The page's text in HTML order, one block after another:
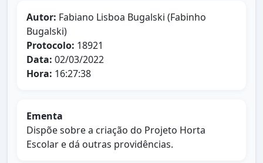
Autor: Fabiano Lisboa Bugalski (Fabinho
Bugalski)
Protocolo: 18921
Data: 02/03/2022
Hora: 16:27:38
Ementa
Dispõe sobre a criação do Projeto Horta
Escolar e dá outras providências.